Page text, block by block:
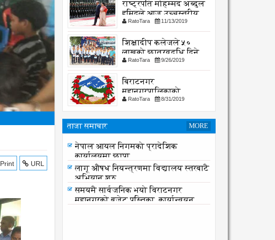
URL
Print
राष्ट्रपति मोहम्मद अब्दुल
हमिदले आज उच्चस्तरीय
भेटवार्ता गर्नु हुदै,
RatoTara 11/13/2019
शिक्षादीप कलेजले ५०
लाखको छात्रवृद्धि दिने
घोषणा
RatoTara 9/26/2019
बिराटनगर
महानगरपालिकाको
सार्वजनिक -सुचना
RatoTara 8/31/2019
ताजा समाचार MORE
नेपाल आयल निगमको प्रादेशिक
कार्यालयमा छापा
नेपाल आयल निगमको प्रादेशिक
कार्यालयमा छापा
लागू औषध नियन्त्रणमा विद्यालय स्तरबाटै
अभियान शुरु